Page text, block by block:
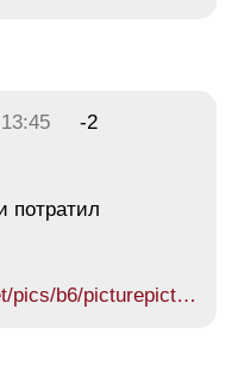
-2
потратил
pics/b6/picturepict…